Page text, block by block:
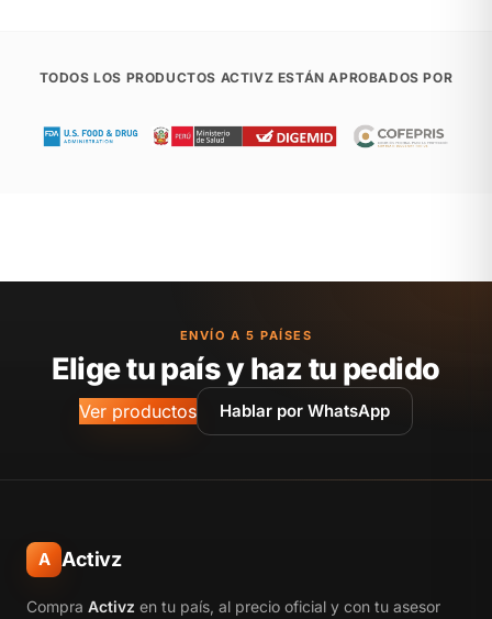
TODOS LOS PRODUCTOS ACTIVZ ESTÁN APROBADOS POR
ENVÍO A 5 PAÍSES
Elige tu país y haz tu pedido
Ver productos Hablar por WhatsApp
A Activz
Compra Activz en tu país, al precio oficial y con tu asesor